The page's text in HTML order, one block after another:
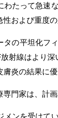
わたって急速
および重度
の平坦化フ
射線はより
炎の結果に
門家は、計